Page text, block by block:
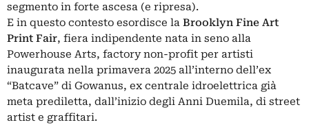
segmento in forte ascesa (e ripresa).
E in questo contesto esordisce la Brooklyn Fine Art
Print Fair, fiera indipendente nata in seno alla
Powerhouse Arts, factory non-profit per artisti
inaugurata nella primavera 2025 all’interno dell’ex
“Batcave” di Gowanus, ex centrale idroelettrica già
meta prediletta, dall’inizio degli Anni Duemila, di street
artist e graffitari.